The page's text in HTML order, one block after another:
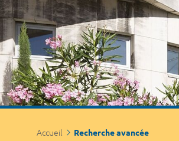
Accueil Recherche avancée